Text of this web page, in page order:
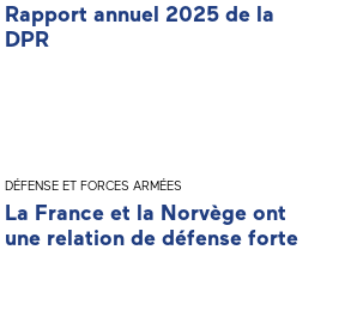
Rapport annuel 2025 de la
DPR
DÉFENSE ET FORCES ARMÉES
La France et la Norvège ont
une relation de défense forte